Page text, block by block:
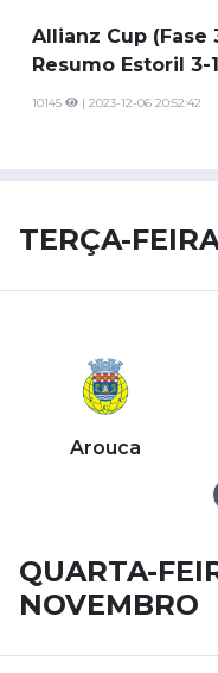
Allianz Cup (Fase
Resumo Estoril 3-
10145 | 2023-12-06 20:52:42
TERÇA-
Arouca
QUARTA-
NOVEMBRO